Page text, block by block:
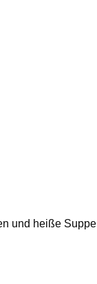
und heiße Suppe